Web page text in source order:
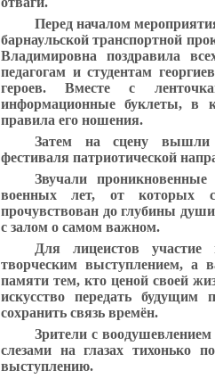
Перед началом
барнаульской транспортной
Владимировна поздравила
педагогам и студентам
героев. Вместе с
информационные буклеты, в
правила его ношения.
Затем на сцену вышли
фестиваля патриотической
Звучали
военных лет, от которых
прочувствован до глубины
с залом о самом важном.
Для лицеистов
творческим выступлением, а
памяти тем, кто ценой своей
искусство передать
сохранить связь времён.
Зрители с
слезами на глазах тихонько
выступлению.